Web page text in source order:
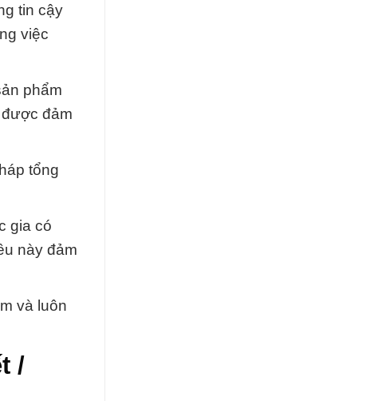
tin cậy
việc
phẩm
đảm
tổng
gia có
này đảm
và luôn
/